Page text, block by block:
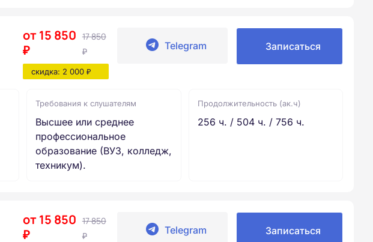
от 15 850
₽
17 850
₽
скидка: 2 000 ₽
Telegram Записаться
Требования к слушателям
Высшее или среднее
профессиональное
образование (ВУЗ, колледж,
техникум).
Продолжительность (ак.ч)
256 ч. / 504 ч. / 756 ч.
от 15 850
₽
17 850
₽
Telegram Записаться